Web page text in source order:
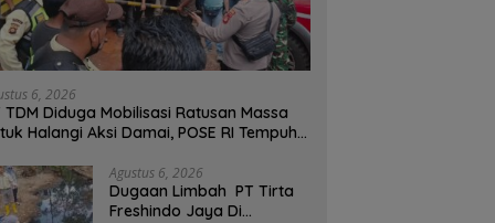
6, 2026
TDM Diduga Mobilisasi Ratusan Massa
Halangi Aksi Damai, POSE RI Tempuh
Agustus 6, 2026
Dugaan Limbah PT Tirta
Freshindo Jaya Di